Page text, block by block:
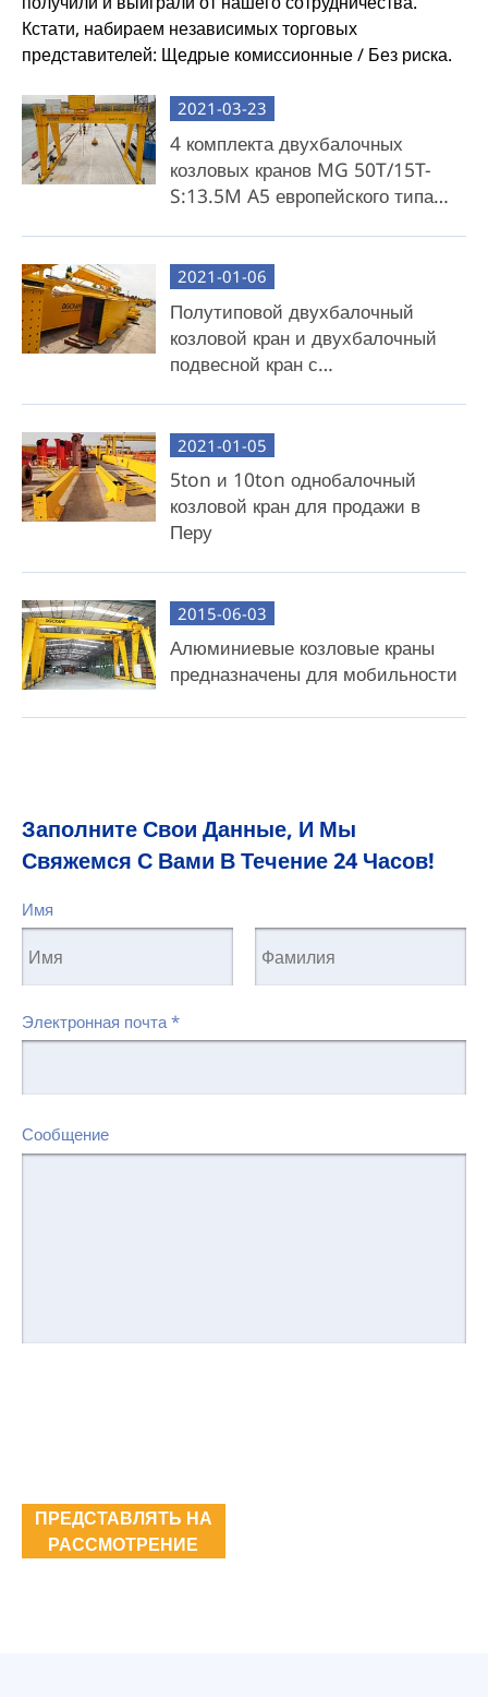
Кстати, набираем независимых торговых
представителей: Щедрые комиссионные / Без риска.
2021-03-23
4 комплекта двухбалочных
козловых кранов MG 50T/15T-
S:13.5M A5 европейского типа
2021-01-06
Полутиповой двухбалочный
козловой кран и двухбалочный
подвесной кран с
2021-01-05
5ton и 10ton однобалочный
козловой кран для продажи в
Перу
2015-06-03
Алюминиевые козловые краны
предназначены для мобильности
Заполните Свои Данные, И Мы
Свяжемся С Вами В Течение 24 Часов!
Имя
Электронная почта*
Сообщение
ПРЕДСТАВЛЯТЬ НА
РАССМОТРЕНИЕ